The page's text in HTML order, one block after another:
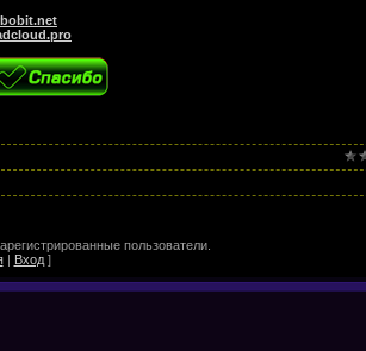
пользователи.
| Вход]